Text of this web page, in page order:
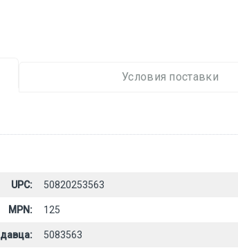
Условия поставки
UPC: 50820253563
MPN: 125
5083563